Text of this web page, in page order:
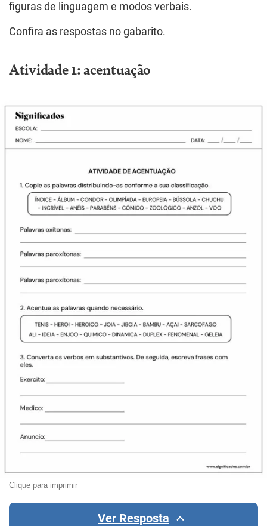
figuras de linguagem e modos verbais.
Confira as respostas no gabarito.
Atividade 1: acentuação
Clique para imprimir
Ver Resposta